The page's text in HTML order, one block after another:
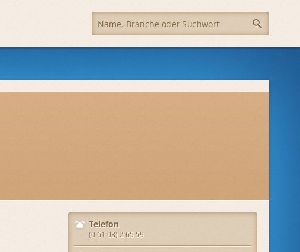
Telefon
(0 61 03) 2 65 59